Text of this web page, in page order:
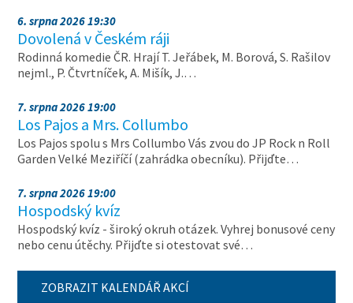
6. srpna 2026 19:30
Dovolená v Českém ráji
Rodinná komedie ČR. Hrají T. Jeřábek, M. Borová, S. Rašilov
nejml., P. Čtvrtníček, A. Mišík, J.…
7. srpna 2026 19:00
Los Pajos a Mrs. Collumbo
Los Pajos spolu s Mrs Collumbo Vás zvou do JP Rock n Roll
Garden Velké Meziříčí (zahrádka obecníku). Přijďte…
7. srpna 2026 19:00
Hospodský kvíz
Hospodský kvíz - široký okruh otázek. Vyhrej bonusové ceny
nebo cenu útěchy. Přijďte si otestovat své…
ZOBRAZIT KALENDÁŘ AKCÍ